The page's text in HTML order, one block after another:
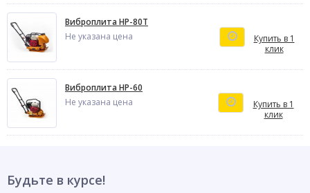
Виброплита HР-80T
Не указана цена
Купить в 1
клик
Виброплита HР-60
Не указана цена
Купить в 1
клик
Будьте в курсе!